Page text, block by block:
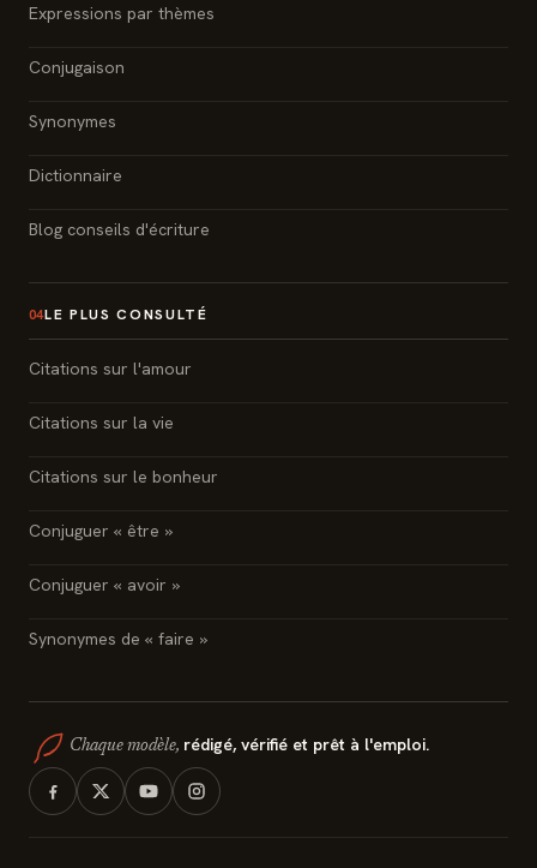
Expressions par thèmes
Conjugaison
Synonymes
Dictionnaire
Blog conseils d'écriture
04LE PLUS CONSULTÉ
Citations sur l'amour
Citations sur la vie
Citations sur le bonheur
Conjuguer « être »
Conjuguer « avoir »
Synonymes de « faire »
Chaque modèle, rédigé, vérifié et prêt à l'emploi.